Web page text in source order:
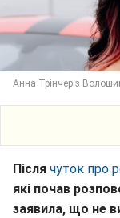
Анна Трінчер з
Після чуток про
які почав
заявила, що не